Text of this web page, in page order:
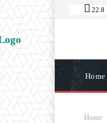
22.8
Home
Home